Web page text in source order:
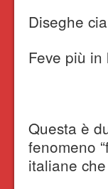
Diseghe
Feve più
Questa è
fenomeno
italiane